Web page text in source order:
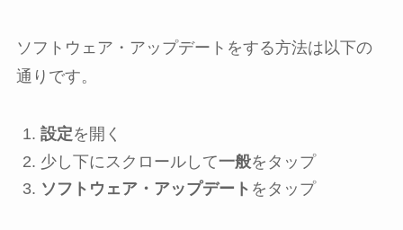
ソフトウェア・アップデートをする方法は以下の
通りです。
設定を開く
少し下にスクロールして一般をタップ
ソフトウェア・アップデート をタップ